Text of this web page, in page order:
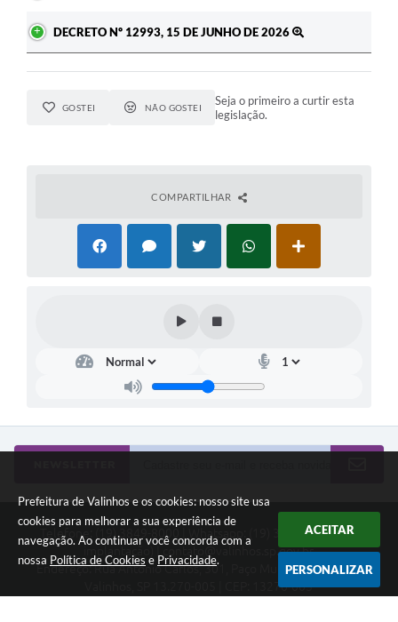
Prefeitura de Valinhos e os cookies: nosso site usa
cookies para melhorar a sua experiência de
navegação. Ao continuar você concorda com a
nossa Política de Cookies e Privacidade.
ACEITAR
PERSONALIZAR
DECRETO Nº 12993, 15 DE JUNHO DE 2026
GOSTEI NÃO GOSTEI
Seja o primeiro a curtir esta
legislação.
COMPARTILHAR
Telefone: (19) 3849-8000 | Whatsapp: (19) 3859-7500 (em
implantação) | contato@valinhos.sp.gov.br
Endereço: Rua Antônio Carlos, 301, Paço Municipal, Centro -
Valinhos, SP 13.270-005 | CEP: 13270-005